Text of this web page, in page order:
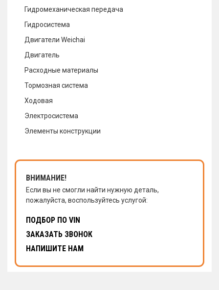
Гидромеханическая передача
Гидросистема
Двигатели Weichai
Двигатель
Расходные материалы
Тормозная система
Ходовая
Электросистема
Элементы конструкции
ВНИМАНИЕ!
Если вы не смогли найти нужную деталь,
пожалуйста, воспользуйтесь услугой:
ПОДБОР ПО VIN
ЗАКАЗАТЬ ЗВОНОК
НАПИШИТЕ НАМ